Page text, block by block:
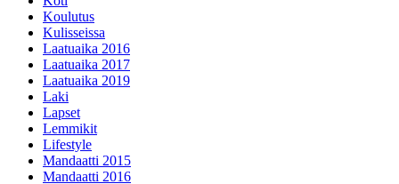
Koulutus
Kulisseissa
Laatuaika 2016
Laatuaika 2017
Laatuaika 2019
Laki
Lapset
Lemmikit
Lifestyle
Mandaatti 2015
Mandaatti 2016